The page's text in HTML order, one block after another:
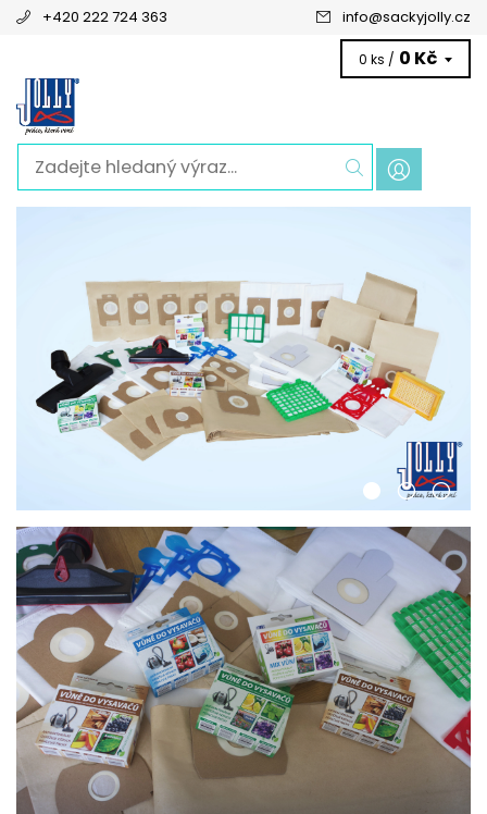
+420 222 724 363 info@sackyjolly.cz
0 ks / 0 Kč